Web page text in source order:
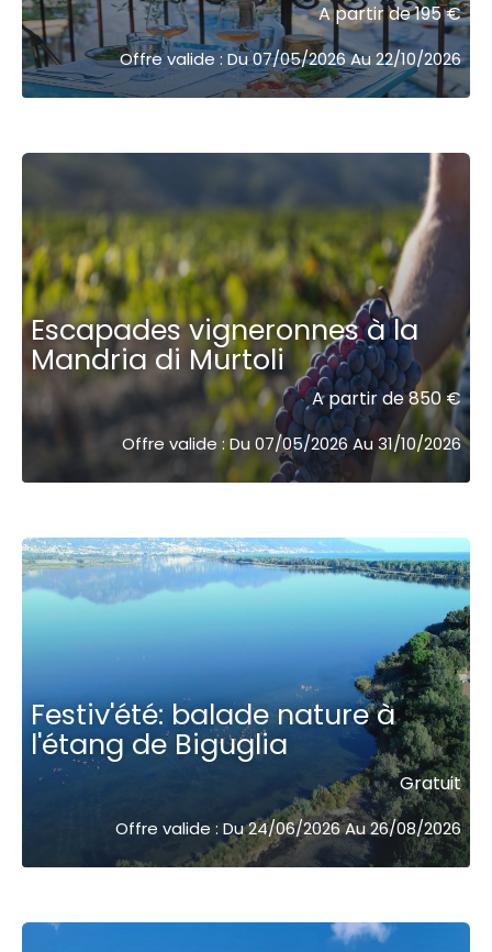
A partir de 195 €
Offre valide : Du 07/05/2026 Au 22/10/2026
Escapades vigneronnes à la
Mandria di Murtoli
A partir de 850 €
Offre valide : Du 07/05/2026 Au 31/10/2026
Festiv'été: balade nature à
l'étang de Biguglia
Gratuit
Offre valide : Du 24/06/2026 Au 26/08/2026